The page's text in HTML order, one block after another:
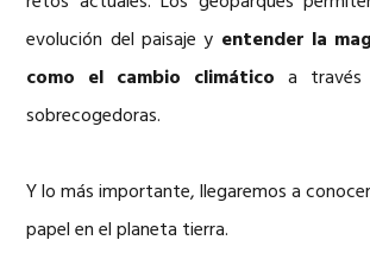
evolución del paisaje y entender la
como el cambio climático a través
sobrecogedoras.
Y lo más importante, llegaremos a
papel en el planeta tierra.